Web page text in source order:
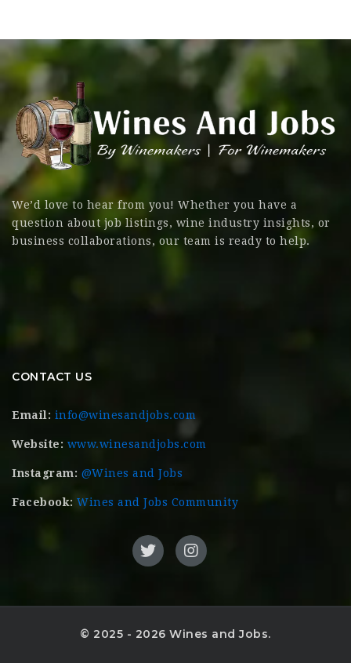
We’d love to hear from you! Whether you have a
question about job listings, wine industry insights, or
business collaborations, our team is ready to help.
CONTACT US
Email: info@winesandjobs.com
Website: www.winesandjobs.com
Instagram: @Wines and Jobs
Facebook: Wines and Jobs Community
© 2025 - 2026 Wines and Jobs.